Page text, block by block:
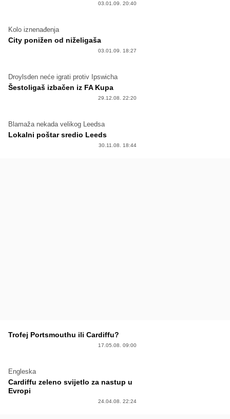
03.01.09. 20:40
Kolo iznenađenja
City ponižen od niželigaša
03.01.09. 18:27
Droylsden neće igrati protiv Ipswicha
Šestoligaš izbačen iz FA Kupa
29.12.08. 22:20
Blamaža nekada velikog Leedsa
Lokalni poštar sredio Leeds
30.11.08. 18:44
Trofej Portsmouthu ili Cardiffu?
17.05.08. 09:00
Engleska
Cardiffu zeleno svijetlo za nastup u
Evropi
24.04.08. 22:24